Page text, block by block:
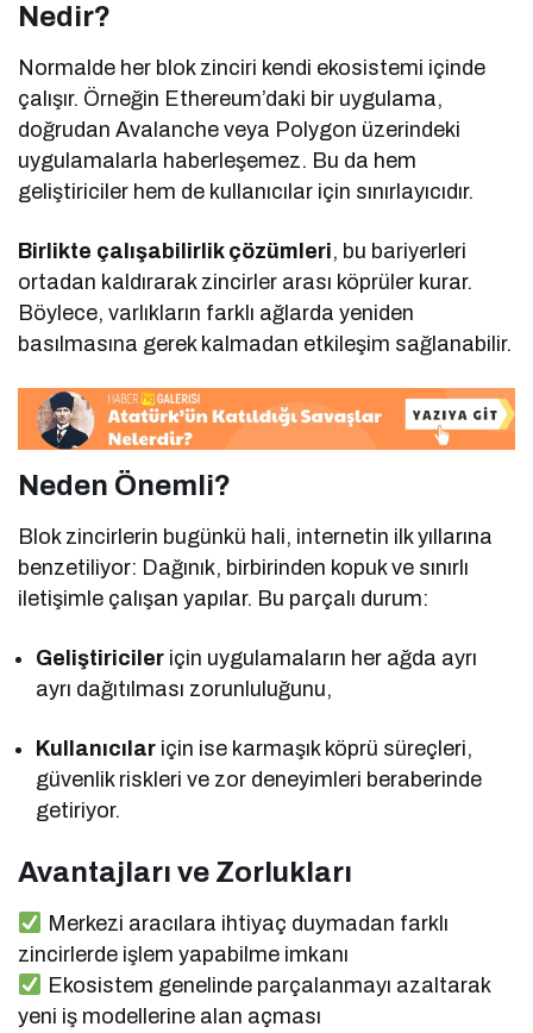
Nedir?
Normalde her blok zinciri kendi ekosistemi içinde
çalışır. Örneğin Ethereum’daki bir uygulama,
doğrudan Avalanche veya Polygon üzerindeki
uygulamalarla haberleşemez. Bu da hem
geliştiriciler hem de kullanıcılar için sınırlayıcıdır.
Birlikte çalışabilirlik çözümleri, bu bariyerleri
ortadan kaldırarak zincirler arası köprüler kurar.
Böylece, varlıkların farklı ağlarda yeniden
basılmasına gerek kalmadan etkileşim sağlanabilir.
Neden Önemli?
Blok zincirlerin bugünkü hali, internetin ilk yıllarına
benzetiliyor: Dağınık, birbirinden kopuk ve sınırlı
iletişimle çalışan yapılar. Bu parçalı durum:
Geliştiriciler için uygulamaların her ağda ayrı
ayrı dağıtılması zorunluluğunu,
Kullanıcılar için ise karmaşık köprü süreçleri,
güvenlik riskleri ve zor deneyimleri beraberinde
getiriyor.
Avantajları ve Zorlukları
Merkezi aracılara ihtiyaç duymadan farklı
zincirlerde işlem yapabilme imkanı
Ekosistem genelinde parçalanmayı azaltarak
yeni iş modellerine alan açması